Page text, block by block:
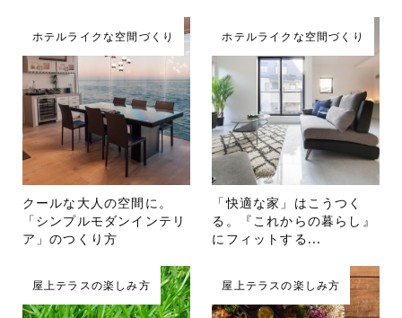
ホテルライクな空間づくり
クールな大人の空間に。
「シンプルモダンインテリ
ア」のつくり方
ホテルライクな空間づくり
「快適な家」はこうつく
る。『これからの暮らし』
にフィットする...
屋上テラスの楽しみ方 屋上テラスの楽しみ方